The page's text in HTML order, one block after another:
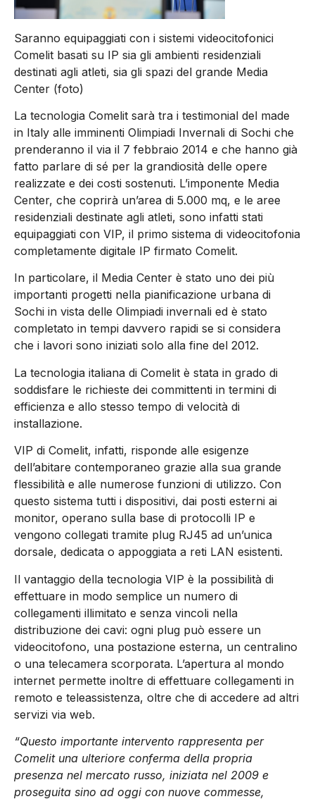
Saranno equipaggiati con i sistemi videocitofonici
Comelit basati su IP sia gli ambienti residenziali
destinati agli atleti, sia gli spazi del grande Media
Center (foto)
La tecnologia Comelit sarà tra i testimonial del made
in Italy alle imminenti Olimpiadi Invernali di Sochi che
prenderanno il via il 7 febbraio 2014 e che hanno già
fatto parlare di sé per la grandiosità delle opere
realizzate e dei costi sostenuti. L’imponente Media
Center, che coprirà un’area di 5.000 mq, e le aree
residenziali destinate agli atleti, sono infatti stati
equipaggiati con VIP, il primo sistema di videocitofonia
completamente digitale IP firmato Comelit.
In particolare, il Media Center è stato uno dei più
importanti progetti nella pianificazione urbana di
Sochi in vista delle Olimpiadi invernali ed è stato
completato in tempi davvero rapidi se si considera
che i lavori sono iniziati solo alla fine del 2012.
La tecnologia italiana di Comelit è stata in grado di
soddisfare le richieste dei committenti in termini di
efficienza e allo stesso tempo di velocità di
installazione.
VIP di Comelit, infatti, risponde alle esigenze
dell’abitare contemporaneo grazie alla sua grande
flessibilità e alle numerose funzioni di utilizzo. Con
questo sistema tutti i dispositivi, dai posti esterni ai
monitor, operano sulla base di protocolli IP e
vengono collegati tramite plug RJ45 ad un’unica
dorsale, dedicata o appoggiata a reti LAN esistenti.
Il vantaggio della tecnologia VIP è la possibilità di
effettuare in modo semplice un numero di
collegamenti illimitato e senza vincoli nella
distribuzione dei cavi: ogni plug può essere un
videocitofono, una postazione esterna, un centralino
o una telecamera scorporata. L’apertura al mondo
internet permette inoltre di effettuare collegamenti in
remoto e teleassistenza, oltre che di accedere ad altri
servizi via web.
“Questo importante intervento rappresenta per
Comelit una ulteriore conferma della propria
presenza nel mercato russo, iniziata nel 2009 e
proseguita sino ad oggi con nuove commesse,